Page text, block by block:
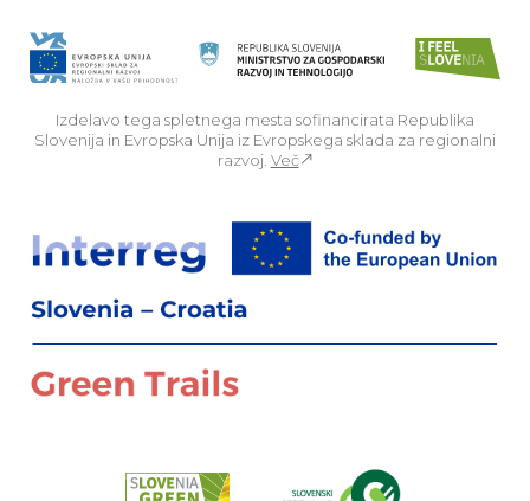
Izdelavo tega spletnega mesta sofinancirata Republika
Slovenija in Evropska Unija iz Evropskega sklada za regionalni
razvoj. Več